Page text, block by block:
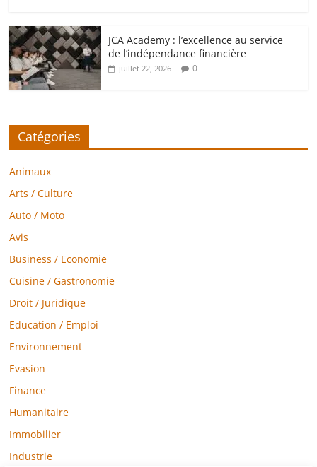
JCA Academy : l’excellence au service
de l’indépendance financière
juillet 22, 2026 0
Catégories
Animaux
Arts / Culture
Auto / Moto
Avis
Business / Economie
Cuisine / Gastronomie
Droit / Juridique
Education / Emploi
Environnement
Evasion
Finance
Humanitaire
Immobilier
Industrie